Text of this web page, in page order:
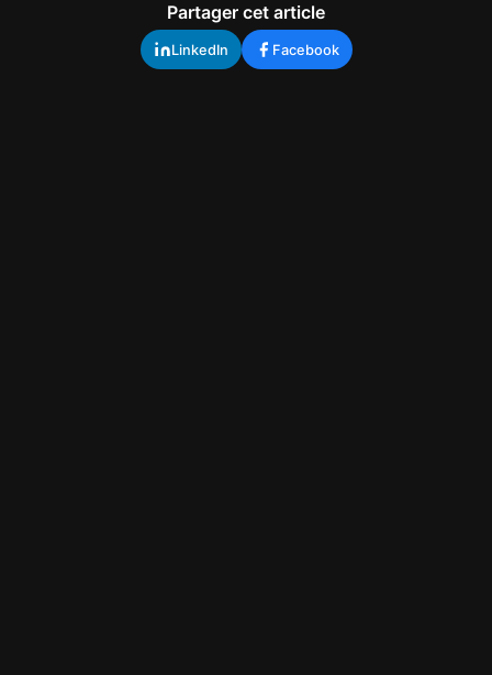
Partager cet article
LinkedIn Facebook